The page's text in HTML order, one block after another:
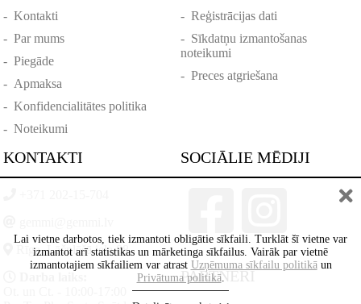
-Kontakti
-Par mums
-Piegāde
- Apmaksa
-Konfidencialitātes politika
-Noteikumi
- Reģistrācijas dati
- Sīkdatņu izmantošanas
noteikumi
- Preces atgriešana
KONTAKTI
Rīga, Lāčplēšā iela 88
SOCIĀLIE MĒDIJI
PARTNERI
Lai vietne darbotos, tiek izmantoti obligātie sīkfaili. Turklāt šī vietne var
izmantot arī statistikas un mārketinga sīkfailus. Vairāk par vietnē
izmantotajiem sīkfailiem var atrast Uzņēmuma sīkfailu politikāun
Privātuma politikā.